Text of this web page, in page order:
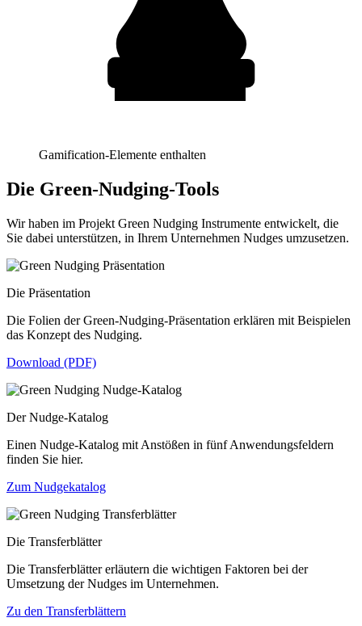
Gamification-Elemente enthalten
Die Green-Nudging-Tools
Wir haben im Projekt Green Nudging Instrumente entwickelt, die
Sie dabei unterstützen, in Ihrem Unternehmen Nudges umzusetzen.
Die Präsentation
Die Folien der Green-Nudging-Präsentation erklären mit Beispielen
das Konzept des Nudging.
Download (PDF)
Der Nudge-Katalog
Einen Nudge-Katalog mit Anstößen in fünf Anwendungsfeldern
finden Sie hier.
Zum Nudgekatalog
Die Transferblätter
Die Transferblätter erläutern die wichtigen Faktoren bei der
Umsetzung der Nudges im Unternehmen.
Zu den Transferblättern